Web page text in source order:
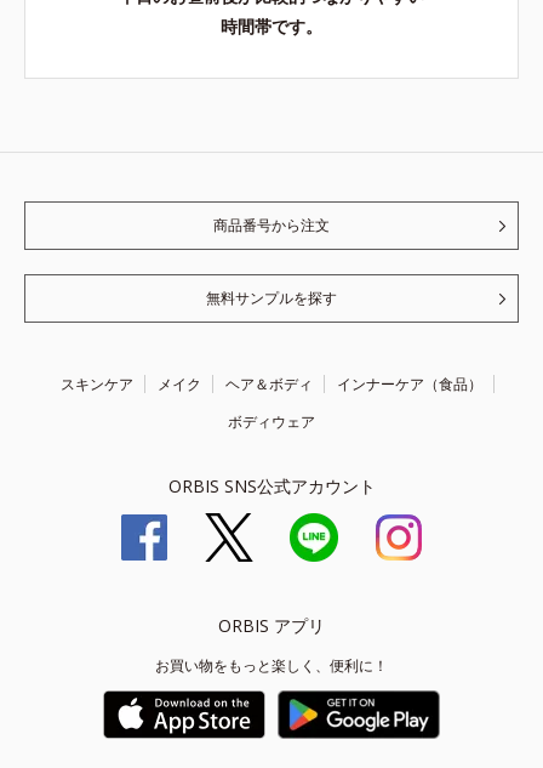
時間帯です。
商品番号から注文
無料サンプルを探す
スキンケア メイク ヘア＆ボディ
インナーケア（食品）
ボディウェア
ORBIS SNS公式アカウント
ORBIS アプリ
お買い物をもっと楽しく、便利に！